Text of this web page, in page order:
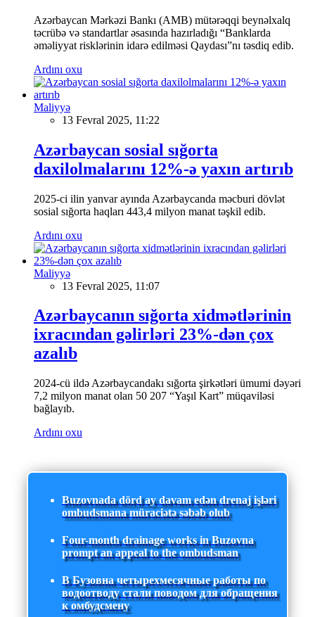
Azərbaycan Mərkəzi Bankı (AMB) mütərəqqi beynəlxalq
təcrübə və standartlar əsasında hazırladığı “Banklarda
əməliyyat risklərinin idarə edilməsi Qaydası”nı təsdiq edib.
Ardını oxu
Maliyyə
13 Fevral 2025, 11:22
Azərbaycan sosial sığorta
daxilolmalarını 12%-ə yaxın artırıb
2025-ci ilin yanvar ayında Azərbaycanda məcburi dövlət
sosial sığorta haqları 443,4 milyon manat təşkil edib.
Ardını oxu
Maliyyə
13 Fevral 2025, 11:07
Azərbaycanın sığorta xidmətlərinin
ixracından gəlirləri 23%-dən çox
azalıb
2024-cü ildə Azərbaycandakı sığorta şirkətləri ümumi dəyəri
7,2 milyon manat olan 50 207 “Yaşıl Kart” müqaviləsi
bağlayıb.
Ardını oxu
Buzovnada dörd ay davam edən drenaj işləri
ombudsmana müraciətə səbəb olub
Four-month drainage works in Buzovna
prompt an appeal to the ombudsman
В Бузовна четырехмесячные работы по
водоотводу стали поводом для обращения
к омбудсмену